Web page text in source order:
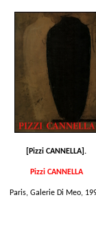
[Pizzi CANNELLA].
Pizzi CANNELLA
Paris, Galerie Di Meo,